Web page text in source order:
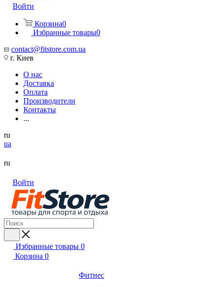
Войти
Корзина0
Избранные товары0
contact@fitstore.com.ua
г. Киев
О нас
Доставка
Оплата
Производители
Контакты
...
ru
ua
ru
Войти
Избранные товары 0
Корзина 0
Фитнес